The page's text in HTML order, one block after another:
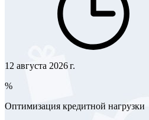
12 августа 2026 г.
%
Оптимизация кредитной нагрузки